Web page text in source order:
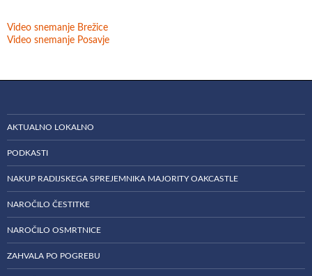
Video snemanje Brežice
Video snemanje Posavje
AKTUALNO LOKALNO
PODKASTI
NAKUP RADIJSKEGA SPREJEMNIKA MAJORITY OAKCASTLE
NAROČILO ČESTITKE
NAROČILO OSMRTNICE
ZAHVALA PO POGREBU